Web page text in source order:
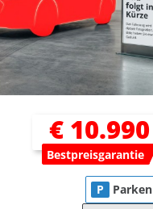
€ 10.990
Bestpreisgarantie
P Parken